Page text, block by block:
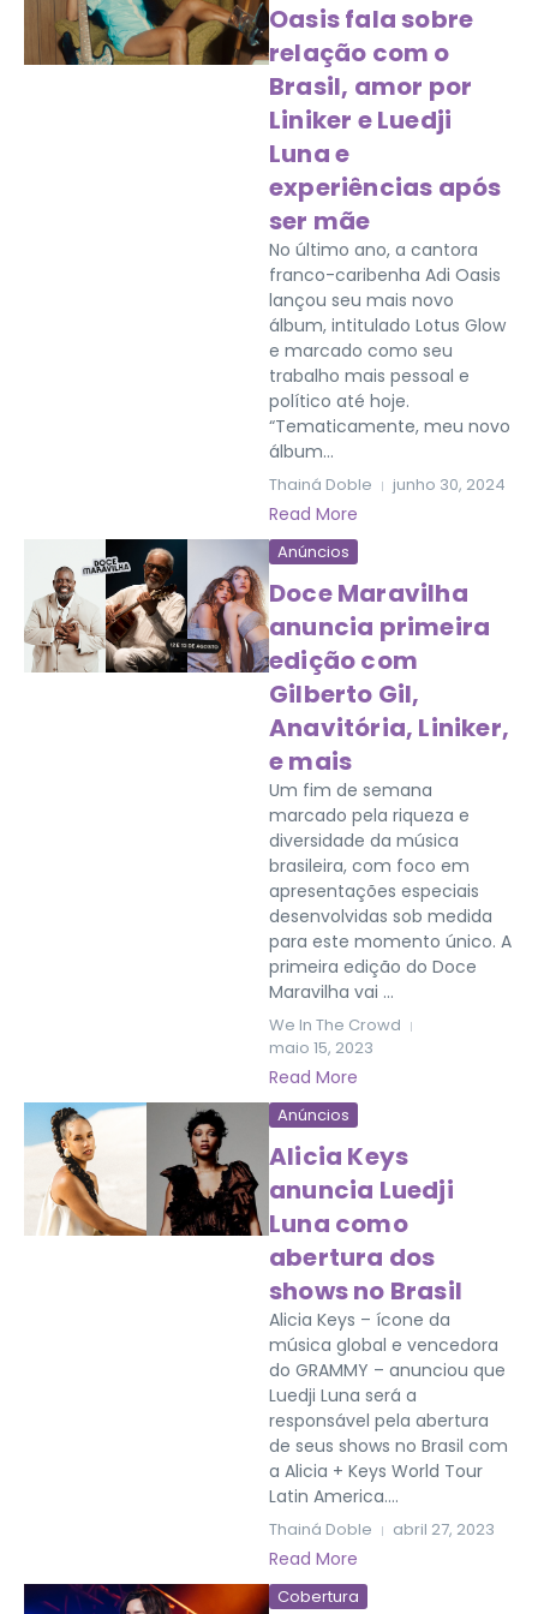
Oasis fala sobre
relação com o
Brasil, amor por
Liniker e Luedji
Luna e
experiências após
ser mãe
No último ano, a cantora
franco-caribenha Adi Oasis
lançou seu mais novo
álbum, intitulado Lotus Glow
e marcado como seu
trabalho mais pessoal e
político até hoje.
“Tematicamente, meu novo
álbum...
Thainá Doble junho 30, 2024
Read More
Anúncios
Doce Maravilha
anuncia primeira
edição com
Gilberto Gil,
Anavitória, Liniker,
e mais
Um fim de semana
marcado pela riqueza e
diversidade da música
brasileira, com foco em
apresentações especiais
desenvolvidas sob medida
para este momento único. A
primeira edição do Doce
Maravilha vai ...
We In The Crowd
maio 15, 2023
Read More
Anúncios
Alicia Keys
anuncia Luedji
Luna como
abertura dos
shows no Brasil
Alicia Keys – ícone da
música global e vencedora
do GRAMMY – anunciou que
Luedji Luna será a
responsável pela abertura
de seus shows no Brasil com
a Alicia + Keys World Tour
Latin America....
Thainá Doble abril 27, 2023
Read More
Cobertura